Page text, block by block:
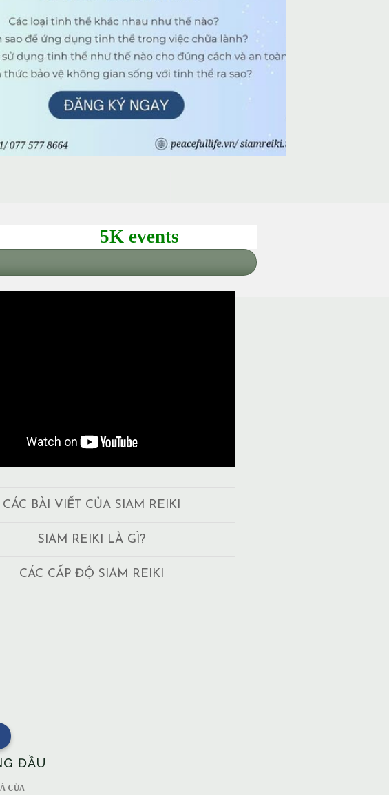
5K events
CÁC BÀI VIẾT CỦA SIAM REIKI
SIAM REIKI LÀ GÌ?
CÁC CẤP ĐỘ SIAM REIKI
ĐẦU